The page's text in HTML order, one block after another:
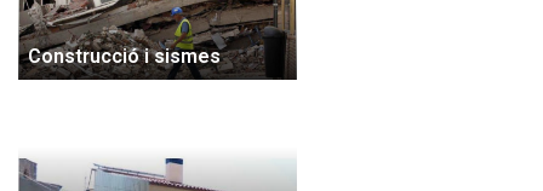
Construcció i sismes